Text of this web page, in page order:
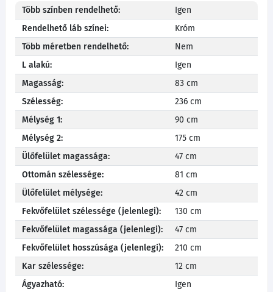
Több színben rendelhető:
Igen
Rendelhető láb színei:
Króm
Több méretben rendelhető:
Nem
L alakú:
Igen
Magasság:
83 cm
Szélesség:
236 cm
Mélység 1:
90 cm
Mélység 2:
175 cm
Ülőfelület magassága:
47 cm
Ottomán szélessége:
81 cm
Ülőfelület mélysége:
42 cm
Fekvőfelület szélessége (jelenlegi):
130 cm
Fekvőfelület magassága (jelenlegi):
47 cm
Fekvőfelület hosszúsága (jelenlegi):
210 cm
Kar szélessége:
12 cm
Ágyazható:
Igen